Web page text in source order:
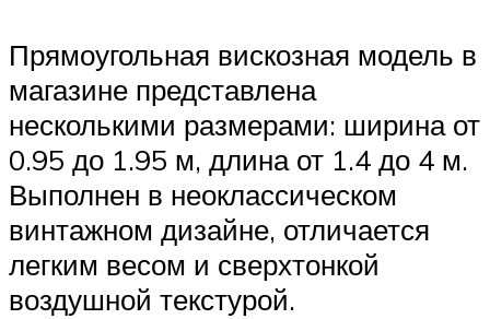
Прямоугольная вискозная модель в
магазине представлена
несколькими размерами: ширина от
0.95 до 1.95 м, длина от 1.4 до 4 м.
Выполнен в неоклассическом
винтажном дизайне, отличается
легким весом и сверхтонкой
воздушной текстурой.